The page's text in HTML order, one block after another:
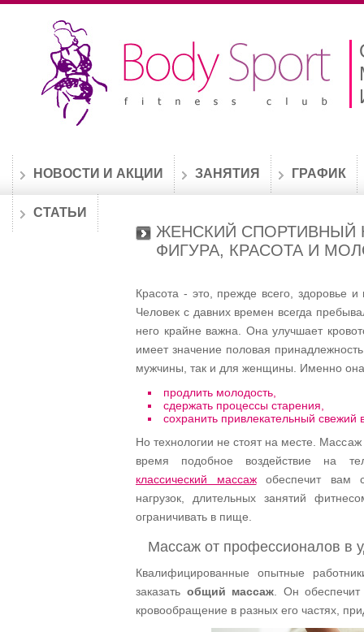
НОВОСТИ И АКЦИИ ЗАНЯТИЯ ГРАФИК
СТАТЬИ
ЖЕНСКИЙ СПОРТИВНЫЙ
ФИГУРА, КРАСОТА И
Красота - это, прежде всего, здоровье
Человек с давних времен всегда
него крайне важна. Она улучшает
имеет значение половая
мужчины, так и для женщины. Именно она
продлить молодость,
сдержать процессы старения,
сохранить привлекательный
Но технологии не стоят на месте.
время подобное воздействие на
классический массажобеспечит вам
нагрузок, длительных занятий
ограничивать в пище.
Массаж от профессионалов в
Квалифицированные опытные
заказать общий массаж . Он
кровообращение в разных его частях,